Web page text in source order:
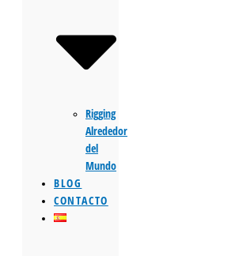
Rigging
Alrededor
del
Mundo
BLOG
CONTACTO